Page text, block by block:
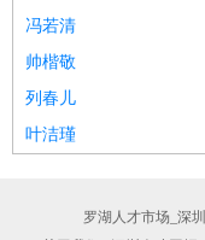
冯若清
帅楷敬
列春儿
叶洁瑾
罗湖人才市场_深